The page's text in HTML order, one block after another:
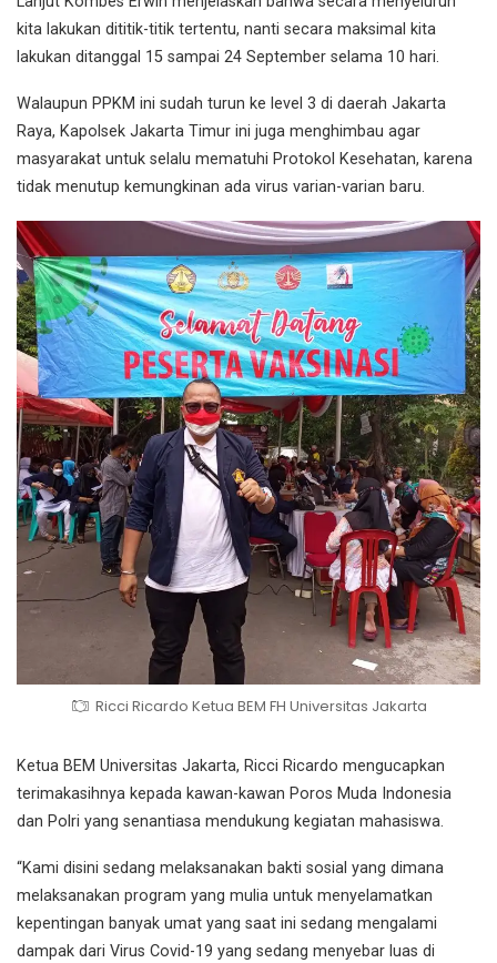
kita lakukan dititik-titik tertentu, nanti secara maksimal kita
lakukan ditanggal 15 sampai 24 September selama 10 hari.
Walaupun PPKM ini sudah turun ke level 3 di daerah Jakarta
Raya, Kapolsek Jakarta Timur ini juga menghimbau agar
masyarakat untuk selalu mematuhi Protokol Kesehatan, karena
tidak menutup kemungkinan ada virus varian-varian baru.
Ricci Ricardo Ketua BEM FH Universitas Jakarta
Ketua BEM Universitas Jakarta, Ricci Ricardo mengucapkan
terimakasihnya kepada kawan-kawan Poros Muda Indonesia
dan Polri yang senantiasa mendukung kegiatan mahasiswa.
“Kami disini sedang melaksanakan bakti sosial yang dimana
melaksanakan program yang mulia untuk menyelamatkan
kepentingan banyak umat yang saat ini sedang mengalami
dampak dari Virus Covid-19 yang sedang menyebar luas di